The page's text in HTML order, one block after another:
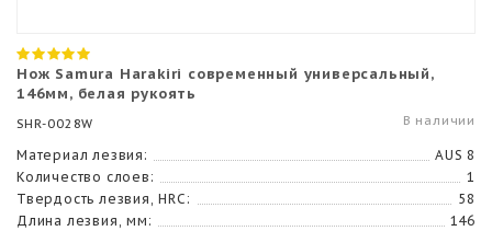
Нож Samura Harakiri современный универсальный,
146мм, белая рукоять
SHR-0028W В наличии
Материал лезвия:
AUS 8
Количество слоев:
1
Твердость лезвия, HRC:
58
Длина лезвия, мм:
146